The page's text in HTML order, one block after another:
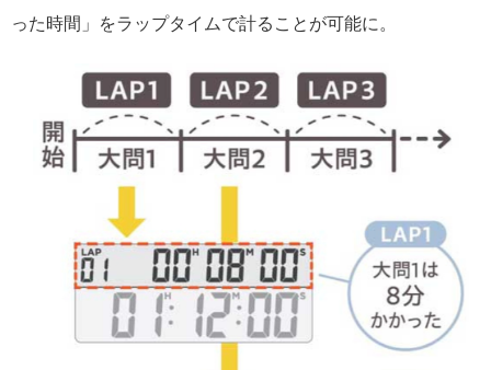
った時間」をラップタイムで計ることが可能に。